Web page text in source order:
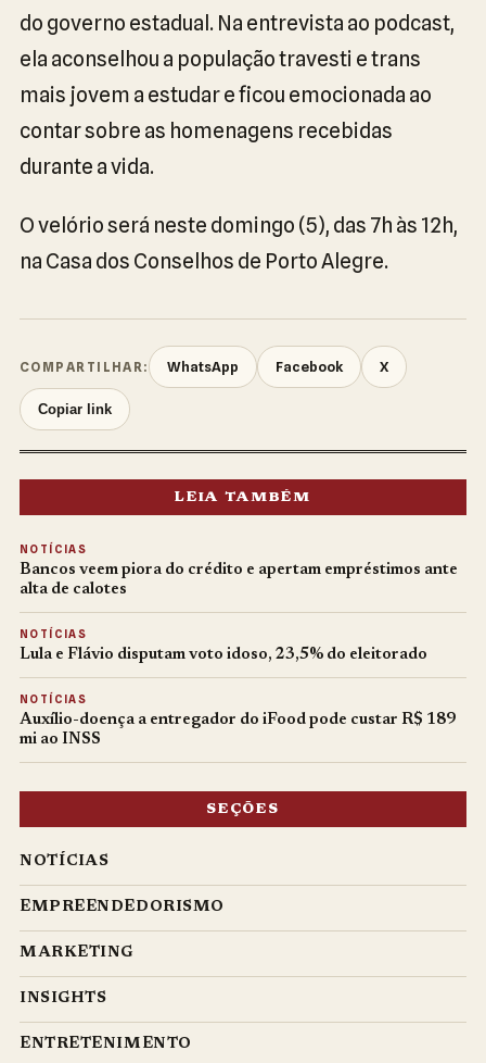
do governo estadual. Na entrevista ao podcast,
ela aconselhou a população travesti e trans
mais jovem a estudar e ficou emocionada ao
contar sobre as homenagens recebidas
durante a vida.
O velório será neste domingo (5), das 7h às 12h,
na Casa dos Conselhos de Porto Alegre.
COMPARTILHAR: WhatsApp Facebook X
Copiar link
LEIA TAMBÉM
NOTÍCIAS
Bancos veem piora do crédito e apertam empréstimos ante
alta de calotes
NOTÍCIAS
Lula e Flávio disputam voto idoso, 23,5% do eleitorado
NOTÍCIAS
Auxílio-doença a entregador do iFood pode custar R$ 189
mi ao INSS
SEÇÕES
NOTÍCIAS
EMPREENDEDORISMO
MARKETING
INSIGHTS
ENTRETENIMENTO